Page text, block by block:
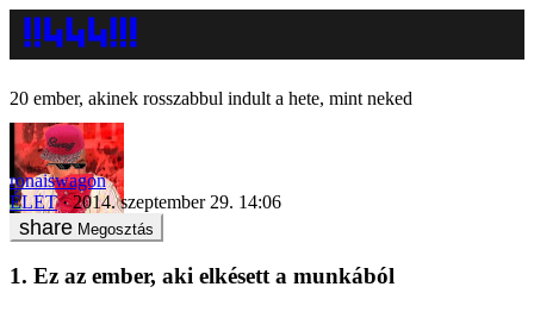
20 ember, akinek rosszabbul indult a hete, mint neked
ronaiswagon
ÉLET
2014. szeptember 29. 14:06
Megosztás
1. Ez az ember, aki elkésett a munkából